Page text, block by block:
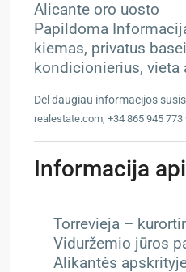
Alicante oro uosto
Papildoma
kiemas, privatus
kondicionierius, vieta
Dėl daugiau informacijos
realestate.com, +34 865 945
Informacija
Torrevieja –
Viduržemio jūros
Alikantės